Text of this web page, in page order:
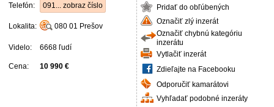
Telefón: 091... zobraz číslo
Lokalita: 080 01 Prešov
Videlo: 6668 ľudí
Cena: 10 990 €
Pridať do obľúbených
Označiť zlý inzerát
Označiť chybnú kategóriu
inzerátu
Vytlačiť inzerát
Zdieľajte na Facebooku
Odporučiť kamarátovi
Vyhľadať podobné inzeráty